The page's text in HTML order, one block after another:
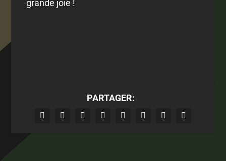
grande joie !
PARTAGER: